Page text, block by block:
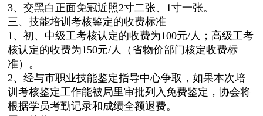
3、交黑白正面免冠近照2寸二张、1寸一张。
三、技能培训考核鉴定的收费标准
1、初、中级工考核认定的收费为100元/人；高级工考
核认定的收费为150元/人（省物价部门核定收费标
准）。
2、经与市职业技能鉴定指导中心争取，如果本次培
训考核鉴定工作能被局里审批列入免费鉴定，协会将
根据学员考勤记录和成绩全额退费。